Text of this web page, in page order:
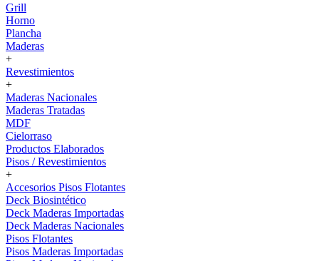
Grill
Horno
Plancha
Maderas
+
Revestimientos
+
Maderas Nacionales
Maderas Tratadas
MDF
Cielorraso
Productos Elaborados
Pisos / Revestimientos
+
Accesorios Pisos Flotantes
Deck Biosintético
Deck Maderas Importadas
Deck Maderas Nacionales
Pisos Flotantes
Pisos Maderas Importadas